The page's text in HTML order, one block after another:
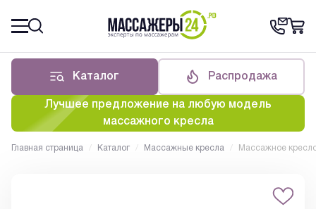
Каталог Распродажа
Лучшее предложение на любую модель
массажного кресла
Главная страница / Каталог / Массажные кресла / Массажное